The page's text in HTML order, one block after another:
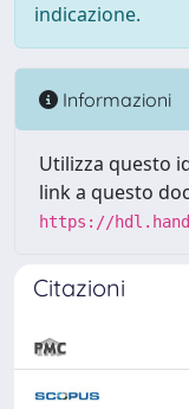
indicazione.
Informazioni
Utilizza questo
link a questo
https://
Citazioni